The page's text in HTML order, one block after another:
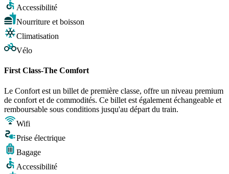
Accessibilité
Nourriture et boisson
Climatisation
Vélo
First Class-The Comfort
Le Confort est un billet de première classe, offre un niveau premium
de confort et de commodités. Ce billet est également échangeable et
remboursable sous conditions jusqu'au départ du train.
Wifi
Prise électrique
Bagage
Accessibilité